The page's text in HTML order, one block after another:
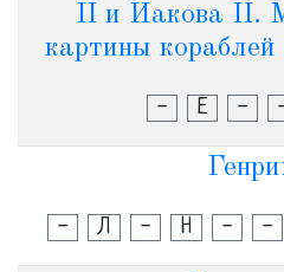
II и Иакова II.
картины
- Е -
- Л - Н - -